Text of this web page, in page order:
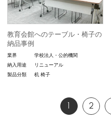
教育会館へのテーブル・椅子の
納品事例
業界
学校法人・公的機関
納入用途
リニューアル
製品分類
机 椅子
1 2